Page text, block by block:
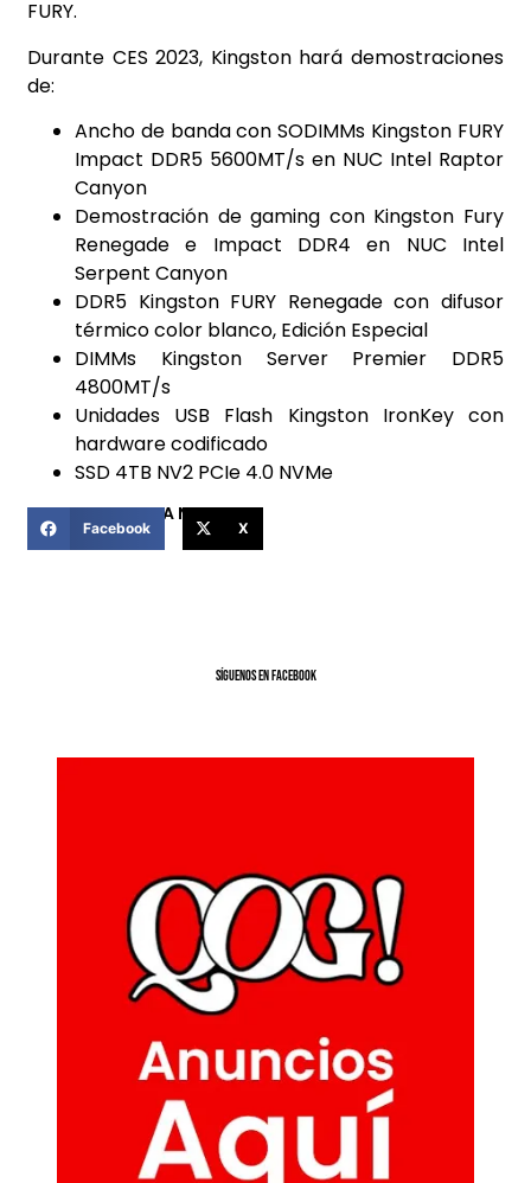
FURY.
Durante CES 2023, Kingston hará demostraciones
de:
Ancho de banda con SODIMMs Kingston FURY
Impact DDR5 5600MT/s en NUC Intel Raptor
Canyon
Demostración de gaming con Kingston Fury
Renegade e Impact DDR4 en NUC Intel
Serpent Canyon
DDR5 Kingston FURY Renegade con difusor
térmico color blanco, Edición Especial
DIMMs Kingston Server Premier DDR5
4800MT/s
Unidades USB Flash Kingston IronKey con
hardware codificado
SSD 4TB NV2 PCIe 4.0 NVMe
COMPARTIR ESTA NOTICIA
Facebook X
SíGUENOS EN FACEBOOK